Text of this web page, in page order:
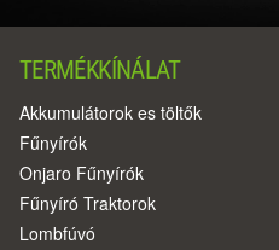
TERMÉKKÍNÁLAT
Akkumulátorok es töltők
Fűnyírók
Onjaro Fűnyírók
Fűnyíró Traktorok
Lombfúvó